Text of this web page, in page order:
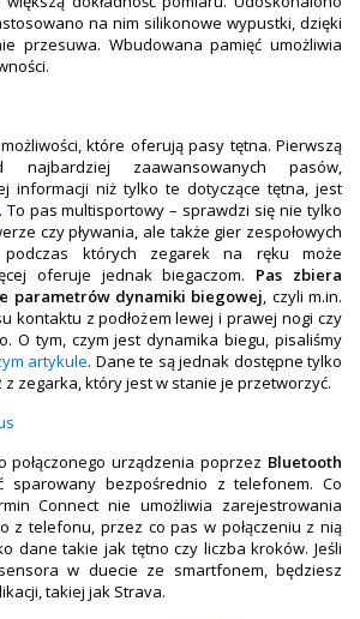
na nim silikonowe wypustki, dzięki
przesuwa. Wbudowana pamięć umożliwia
które oferują pasy tętna. Pierwszą
najbardziej zaawansowanych pasów,
informacji niż tylko te dotyczące tętna, jest
. To pas multisportowy – sprawdzi się nie tylko
czy pływania, ale także gier zespołowych
których zegarek na ręku może
oferuje jednak biegaczom. Pas zbiera
parametrów dynamiki biegowej, czyli m.in.
kontaktu z podłożem lewej i prawej nogi czy
O tym, czym jest dynamika biegu, pisaliśmy
artykule. Dane te są jednak dostępne tylko
zegarka, który jest w stanie je przetworzyć.
połączonego urządzenia poprzez Bluetooth
sparowany bezpośrednio z telefonem. Co
Connect nie umożliwia zarejestrowania
z telefonu, przez co pas w połączeniu z nią
dane takie jak tętno czy liczba kroków. Jeśli
w duecie ze smartfonem, będziesz
takiej jak Strava.